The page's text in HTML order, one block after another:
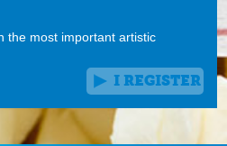
the most important artistic
I REGISTER